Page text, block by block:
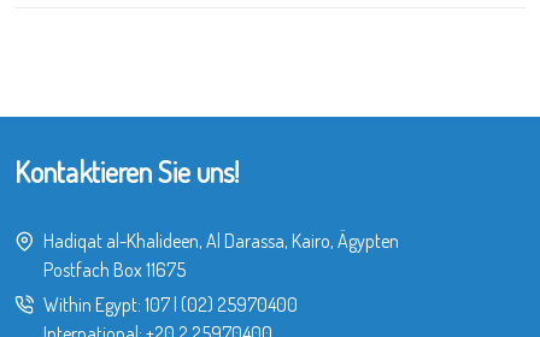
Kontaktieren Sie uns!
Hadiqat al-Khalideen, Al Darassa, Kairo, Ägypten
Postfach Box 11675
Within Egypt: 107| (02) 25970400